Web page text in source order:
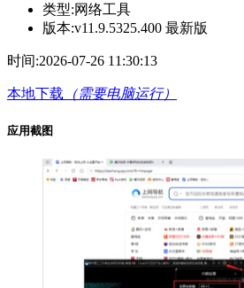
类型:网络工具
版本:v11.9.5325.400 最新版
时间:2026-07-26 11:30:13
本地下载 （需要电脑运行）
应用截图